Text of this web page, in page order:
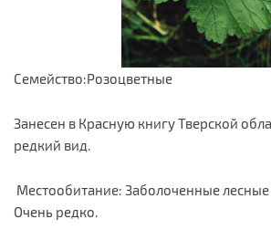
Семейство:Розоцветные
Занесен в Красную книгу Тверской
редкий вид.
Местообитание: Заболоченные
Очень редко.